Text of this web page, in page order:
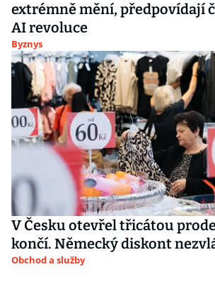
extrémně mění, předpovídají
AI revoluce
Byznys
V Česku otevřel třicátou
končí. Německý diskont
Obchod a služby